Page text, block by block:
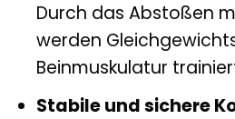
Durch das Abstoßen
werden
Beinmuskulatur
Stabile und sichere